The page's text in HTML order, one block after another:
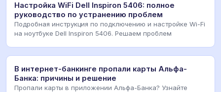
Настройка WiFi Dell Inspiron 5406: полное
руководство по устранению проблем
Подробная инструкция по подключению и настройке Wi-Fi
на ноутбуке Dell Inspiron 5406. Решаем проблем
В интернет-банкинге пропали карты Альфа-
Банка: причины и решение
Пропали карты в приложении Альфа-Банка? Узнайте